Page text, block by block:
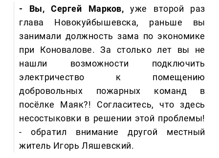
- Вы, Сергей Марков,уже второй раз
глава Новокуйбышевска, раньше вы
занимали должность зама по экономике
при Коновалове. За столько лет вы не
нашли возможности подключить
электричество к помещению
добровольных пожарных команд в
посёлке Маяк?! Согласитесь, что здесь
несостыковки в решении этой проблемы!
- обратил внимание другой местный
житель Игорь Ляшевский.